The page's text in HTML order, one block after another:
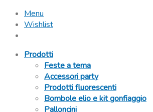
Menu
Wishlist
Prodotti
Feste a tema
Accessori party
Prodotti fluorescenti
Bombole elio e kit gonfiaggio
Palloncini